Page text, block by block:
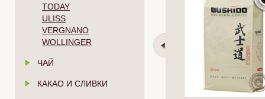
TODAY
ULISS
VERGNANO
WOLLINGER
ЧАЙ
КАКАО И СЛИВКИ